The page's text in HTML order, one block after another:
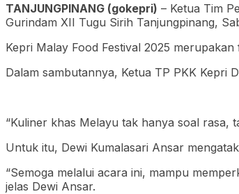
TANJUNGPINANG (gokepri) – Ketua Tim
Gurindam XII Tugu Sirih Tanjungpinang,
Kepri Malay Food Festival 2025
Dalam sambutannya, Ketua TP PKK Kepri
“Kuliner khas Melayu tak hanya soal rasa,
Untuk itu, Dewi Kumalasari Ansar
“Semoga melalui acara ini, mampu
jelas Dewi Ansar.